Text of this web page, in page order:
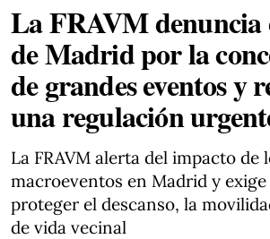
La FRAVM denuncia
de Madrid por la
de grandes eventos y
una regulación
La FRAVM alerta del impacto de
macroeventos en Madrid y
proteger el descanso, la
de vida vecinal